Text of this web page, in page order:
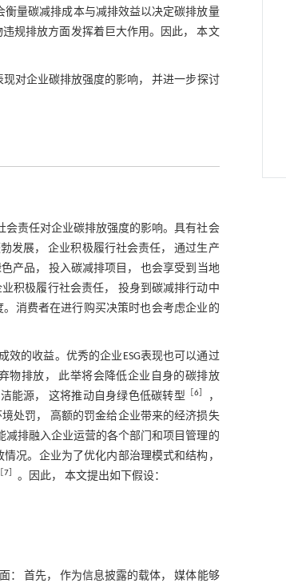
量碳减排成本与减排效益以决定碳排放量
规排放方面发挥着巨大作用。因此， 本文
现对企业碳排放强度的影响， 并进一步探讨
会责任对企业碳排放强度的影响。具有社会
发展， 企业积极履行社会责任， 通过生产
产品， 投入碳减排项目， 也会享受到当地
积极履行社会责任， 投身到碳减排行动中
消费者在进行购买决策时也会考虑企业的
效的收益。优秀的企业ESG表现也可以通过
物排放， 此举将会降低企业自身的碳排放
能源， 这将推动自身绿色低碳转型 ［6
，
处罚， 高额的罚金给企业带来的经济损失
减排融入企业运营的各个部门和项目管理的
况。企业为了优化内部治理模式和结构，
7 。因此， 本文提出如下假设：
： 首先， 作为信息披露的载体， 媒体能够